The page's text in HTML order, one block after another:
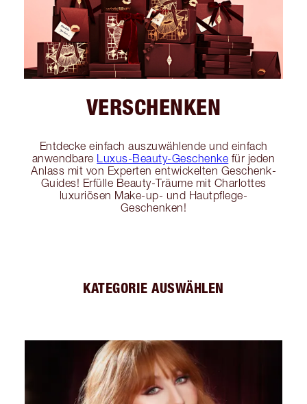
VERSCHENKEN
Entdecke einfach auszuwählende und einfach
anwendbare Luxus-Beauty-Geschenke für jeden
Anlass mit von Experten entwickelten Geschenk-
Guides! Erfülle Beauty-Träume mit Charlottes
luxuriösen Make-up- und Hautpflege-
Geschenken!
KATEGORIE AUSWÄHLEN